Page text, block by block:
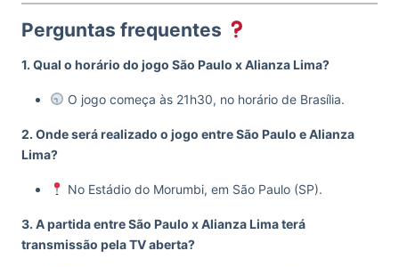
Perguntas frequentes
1. Qual o horário do jogo São Paulo x Alianza Lima?
O jogo começa às 21h30, no horário de Brasília.
2. Onde será realizado o jogo entre São Paulo e Alianza
Lima?
No Estádio do Morumbi, em São Paulo (SP).
3. A partida entre São Paulo x Alianza Lima terá
transmissão pela TV aberta?